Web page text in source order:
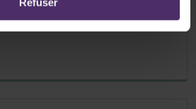
partiel